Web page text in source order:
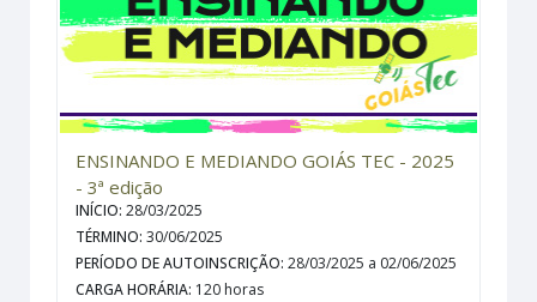
ENSINANDO E MEDIANDO GOIÁS TEC - 2025
- 3ª edição
INÍCIO:28/03/2025
TÉRMINO:30/06/2025
PERÍODO DE AUTOINSCRIÇÃO:28/03/2025 a 02/06/2025
CARGA HORÁRIA: 120 horas